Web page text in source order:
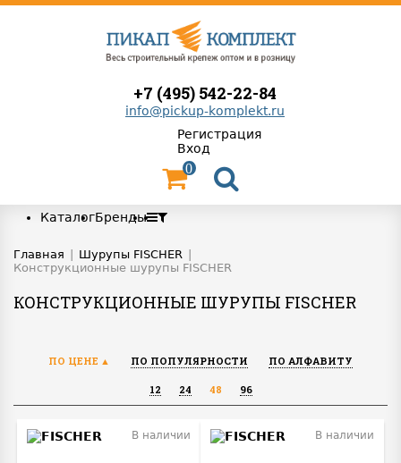
+7 (495) 542-22-84
info@pickup-komplekt.ru
Регистрация
Вход
0
КаталогБренды
Главная Шурупы FISCHER
Конструкционные шурупы FISCHER
КОНСТРУКЦИОННЫЕ ШУРУПЫ FISCHER
ПО ЦЕНЕ ПО ПОПУЛЯРНОСТИ ПО АЛФАВИТУ
12 24 48 96
В наличии В наличии